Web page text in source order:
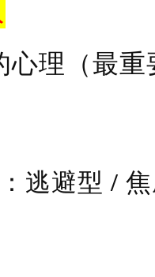
心理（最
逃避型 /